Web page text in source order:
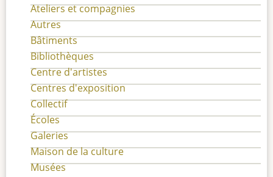
Ateliers et compagnies
Autres
Bâtiments
Bibliothèques
Centre d'artistes
Centres d'exposition
Collectif
Écoles
Galeries
Maison de la culture
Musées